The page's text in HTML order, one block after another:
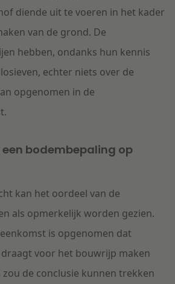
diende uit te voeren in het kader
van de grond. De
hebben, ondanks hun kennis
echter niets over de
opgenomen in de
bodembepaling op
kan het oordeel van de
als opmerkelijk worden gezien.
is opgenomen dat
voor het bouwrijp maken
de conclusie kunnen trekken